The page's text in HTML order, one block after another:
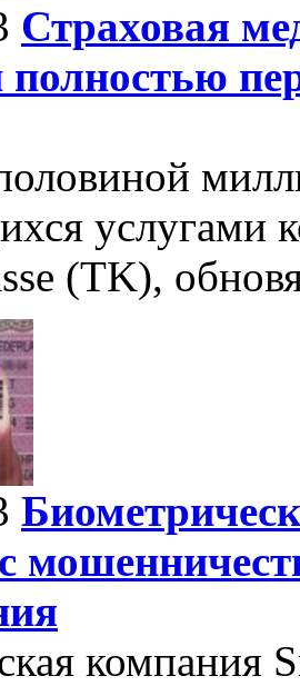
Страховая
услугами
(TK),
компания